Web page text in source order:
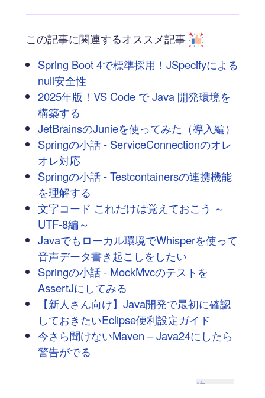
この記事に関連するオススメ記事
Spring Boot 4で標準採用！JSpecifyによる
null安全性
2025年版！VS Code で Java 開発環境を
構築する
JetBrainsのJunieを使ってみた（導入編）
Springの小話 - ServiceConnectionのオレ
オレ対応
Springの小話 - Testcontainersの連携機能
を理解する
文字コード これだけは覚えておこう ～
UTF-8編～
Javaでもローカル環境でWhisperを使って
音声データ書き起こしをしたい
Springの小話 - MockMvcのテストを
AssertJにしてみる
【新人さん向け】Java開発で最初に確認
しておきたいEclipse便利設定ガイド
今さら聞けないMaven – Java24にしたら
警告がでる
次へ